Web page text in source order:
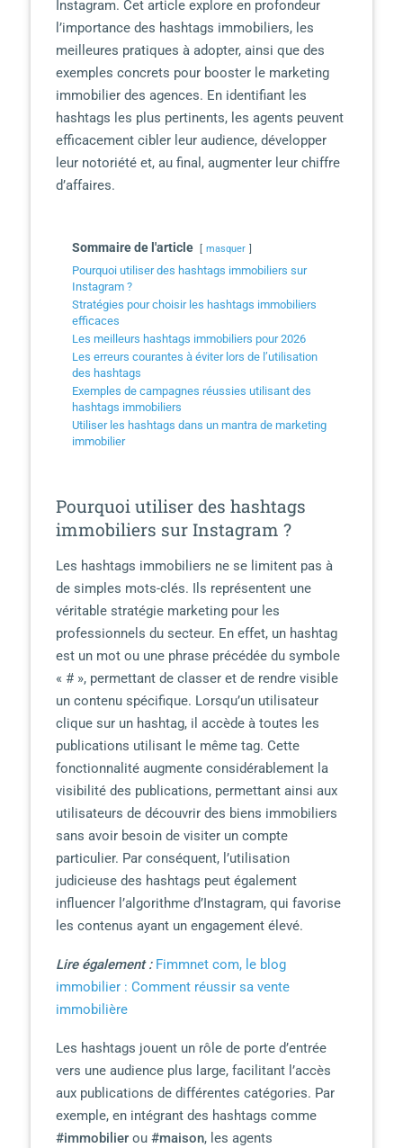
Instagram. Cet article explore en profondeur
l’importance des hashtags immobiliers, les
meilleures pratiques à adopter, ainsi que des
exemples concrets pour booster le marketing
immobilier des agences. En identifiant les
hashtags les plus pertinents, les agents peuvent
efficacement cibler leur audience, développer
leur notoriété et, au final, augmenter leur chiffre
d’affaires.
Sommaire de l'article masquer
Pourquoi utiliser des hashtags immobiliers sur
Instagram ?
Stratégies pour choisir les hashtags immobiliers
efficaces
Les meilleurs hashtags immobiliers pour 2026
Les erreurs courantes à éviter lors de l’utilisation
des hashtags
Exemples de campagnes réussies utilisant des
hashtags immobiliers
Utiliser les hashtags dans un mantra de marketing
immobilier
Pourquoi utiliser des hashtags
immobiliers sur Instagram ?
Les hashtags immobiliers ne se limitent pas à
de simples mots-clés. Ils représentent une
véritable stratégie marketing pour les
professionnels du secteur. En effet, un hashtag
est un mot ou une phrase précédée du symbole
« # », permettant de classer et de rendre visible
un contenu spécifique. Lorsqu’un utilisateur
clique sur un hashtag, il accède à toutes les
publications utilisant le même tag. Cette
fonctionnalité augmente considérablement la
visibilité des publications, permettant ainsi aux
utilisateurs de découvrir des biens immobiliers
sans avoir besoin de visiter un compte
particulier. Par conséquent, l’utilisation
judicieuse des hashtags peut également
influencer l’algorithme d’Instagram, qui favorise
les contenus ayant un engagement élevé.
Lire également : Fimmnet com, le blog
immobilier : Comment réussir sa vente
immobilière
Les hashtags jouent un rôle de porte d’entrée
vers une audience plus large, facilitant l’accès
aux publications de différentes catégories. Par
exemple, en intégrant des hashtags comme
#immobilierou #maison, les agents